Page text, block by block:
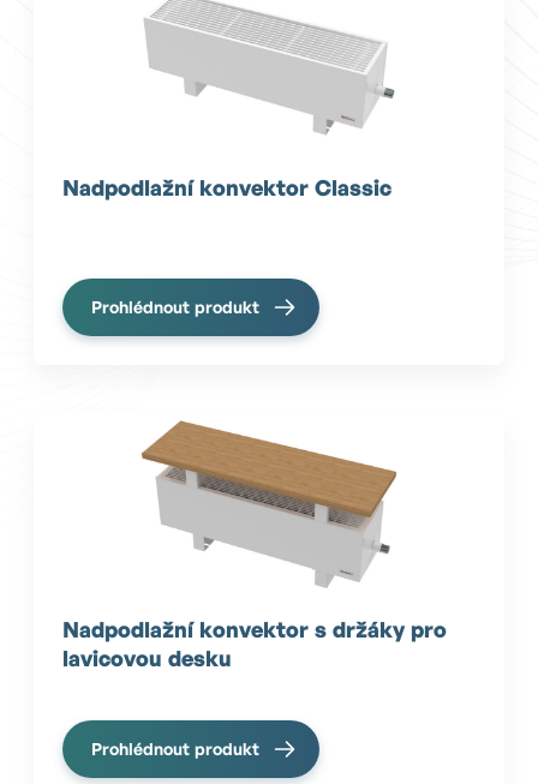
Nadpodlažní konvektor Classic
Prohlédnout produkt
Nadpodlažní konvektor s držáky pro
lavicovou desku
Prohlédnout produkt